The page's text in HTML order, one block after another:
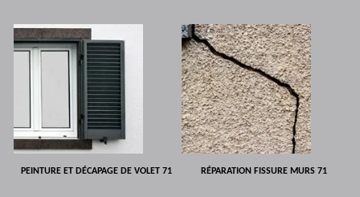
PEINTURE ET DÉCAPAGE DE VOLET 71 RÉPARATION FISSURE MURS 71